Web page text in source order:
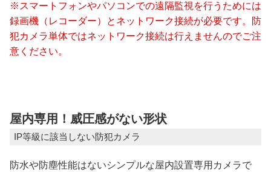
※スマートフォンやパソコンでの遠隔監視を行うためには
録画機（レコーダー）とネットワーク接続が必要です。防
犯カメラ単体ではネットワーク接続は行えませんのでご注
意ください。
屋内専用！威圧感がない形状
IP等級に該当しない防犯カメラ
防水や防塵性能はないシンプルな屋内設置専用カメラで